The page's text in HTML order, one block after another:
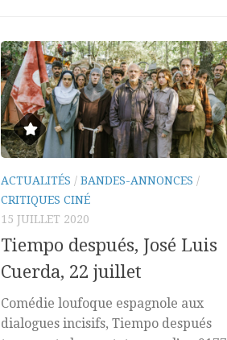
ACTUALITÉS / BANDES-ANNONCES /
CRITIQUES CINÉ
15 JUILLET 2020
Tiempo después, José Luis
Cuerda, 22 juillet
Comédie loufoque espagnole aux
dialogues incisifs, Tiempo después